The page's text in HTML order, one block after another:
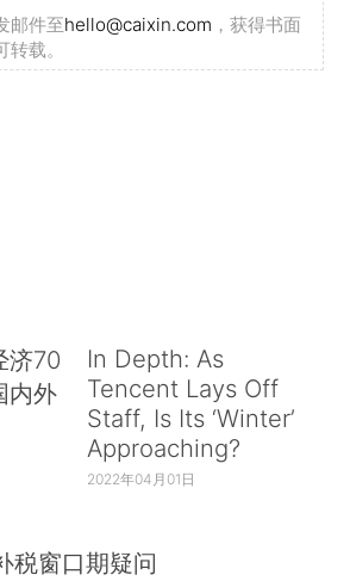
邮件至hello@caixin.com ，获得书面
载。
济70
内外
In Depth: As
Tencent Lays Off
Staff, Is Its ‘Winter’
Approaching?
2022年04月01日
税窗口期疑问